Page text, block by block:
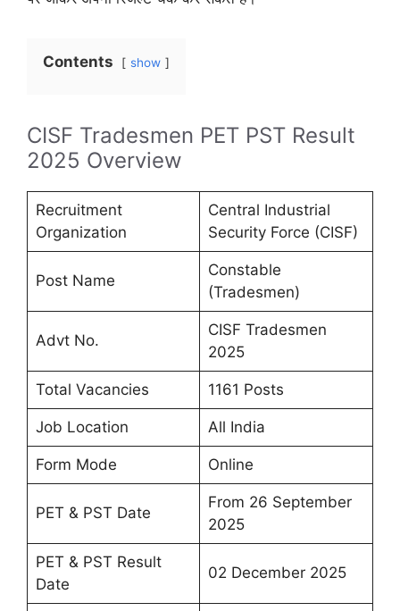
Contents show
CISF Tradesmen PET PST Result
2025 Overview
Recruitment
Organization
Central Industrial
Security Force (CISF)
Post Name
Constable
(Tradesmen)
Advt No.
CISF Tradesmen
2025
Total Vacancies 1161 Posts
Job Location All India
Form Mode Online
PET & PST Date
From 26 September
2025
PET & PST Result
Date
02 December 2025